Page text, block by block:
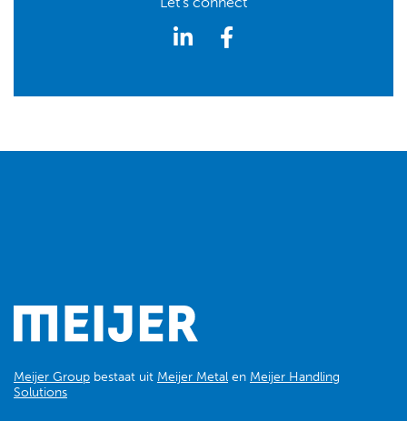
Meijer Group bestaat uit Meijer Metal en Meijer Handling
Solutions